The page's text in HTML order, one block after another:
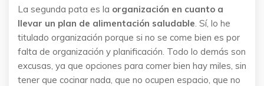
La segunda pata es la organización en cuanto a
llevar un plan de alimentación saludable. Sí, lo he
titulado organización porque si no se come bien es por
falta de organización y planificación. Todo lo demás son
excusas, ya que opciones para comer bien hay miles, sin
tener que cocinar nada, que no ocupen espacio, que no